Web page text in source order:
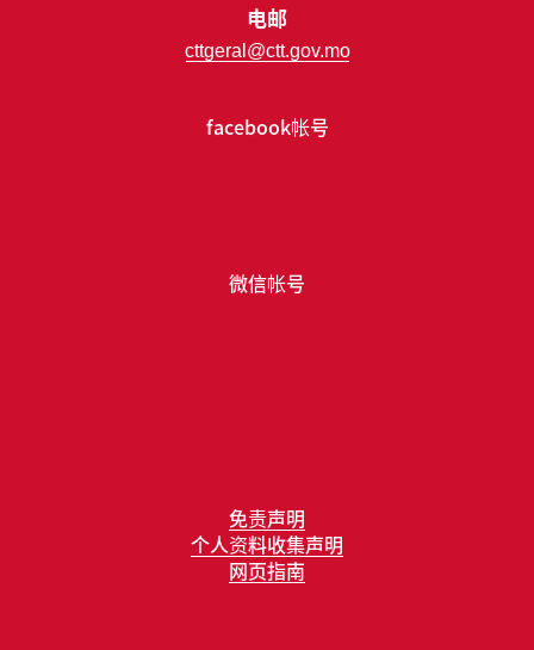
免责声明
个人资料收集声明
网页指南
facebook帐号
微信帐号
电邮
cttgeral@ctt.gov.mo